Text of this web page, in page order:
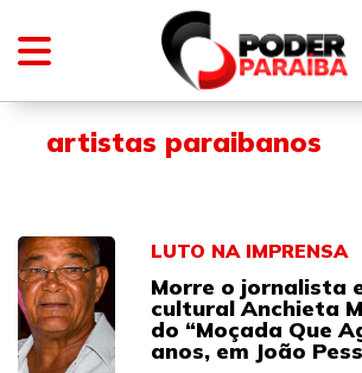
artistas paraibanos
LUTO NA IMPRENSA
Morre o jornalista
cultural Anchieta
do “Moçada Que
anos, em João